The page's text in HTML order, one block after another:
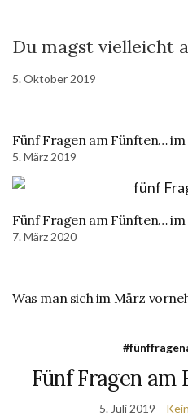
Du magst vielleicht
5. Oktober 2019
Fünf Fragen am Fünften…
5. März 2019
Fünf Fragen am Fünften…
7. März 2020
Was man sich im März
Fünf Fragen
5. Juli 2019